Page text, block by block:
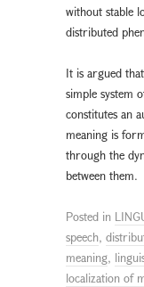
without stable
distributed
It is argued
simple system
constitutes an
meaning is
through the
between them.
Posted in
speech,
meaning,
localization of